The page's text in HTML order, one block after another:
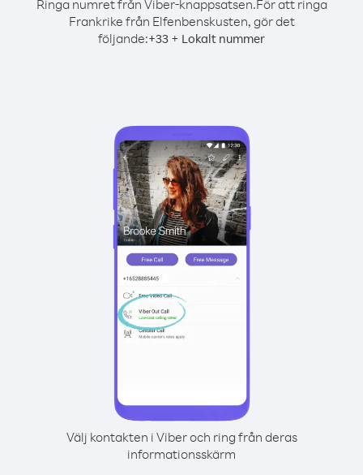
Ringa numret från Viber-knappsatsen.För att ringa
Frankrike från Elfenbenskusten, gör det
följande:+33 + Lokalt nummer
Välj kontakten i Viber och ring från deras
informationsskärm